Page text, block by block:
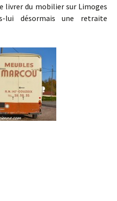
livrer du mobilier sur Limoges
lui désormais une retraite